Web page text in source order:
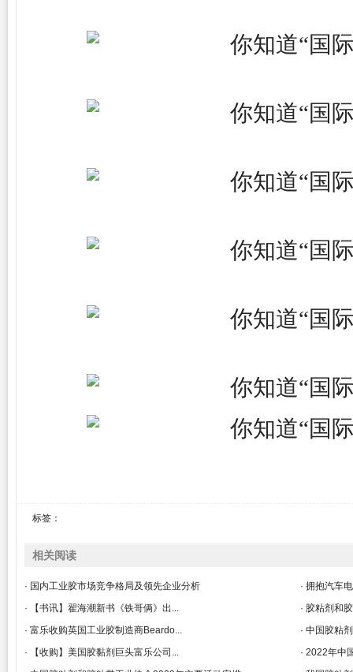
标签：
相关阅读
· 国内工业胶市场竞争格局及领先企业分析
· 拥抱汽车
· 【书讯】翟海潮新书《铁哥俩》出...
· 胶粘剂和
· 富乐收购英国工业胶制造商Beardo...
· 中国胶粘
· 【收购】美国胶黏剂巨头富乐公司...
· 2022年中